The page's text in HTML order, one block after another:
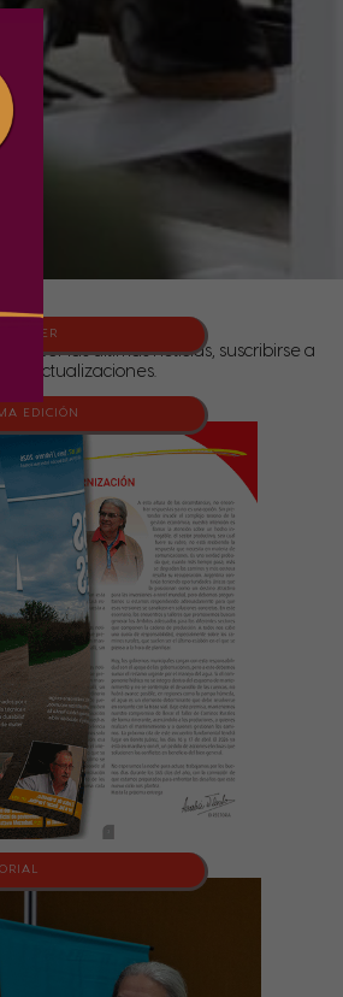
conocer las últimas noticias, suscribirse a
actualizaciones.
EDICIÓN